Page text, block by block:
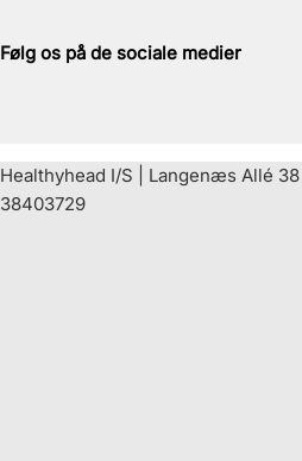
Følg os på de sociale medier
Healthyhead I/S | Langenæs Allé
38403729